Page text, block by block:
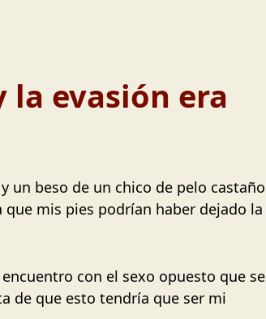
la evasión era
un beso de un chico de pelo castaño
mis pies podrían haber dejado la
con el sexo opuesto que se
de que esto tendría que ser mi